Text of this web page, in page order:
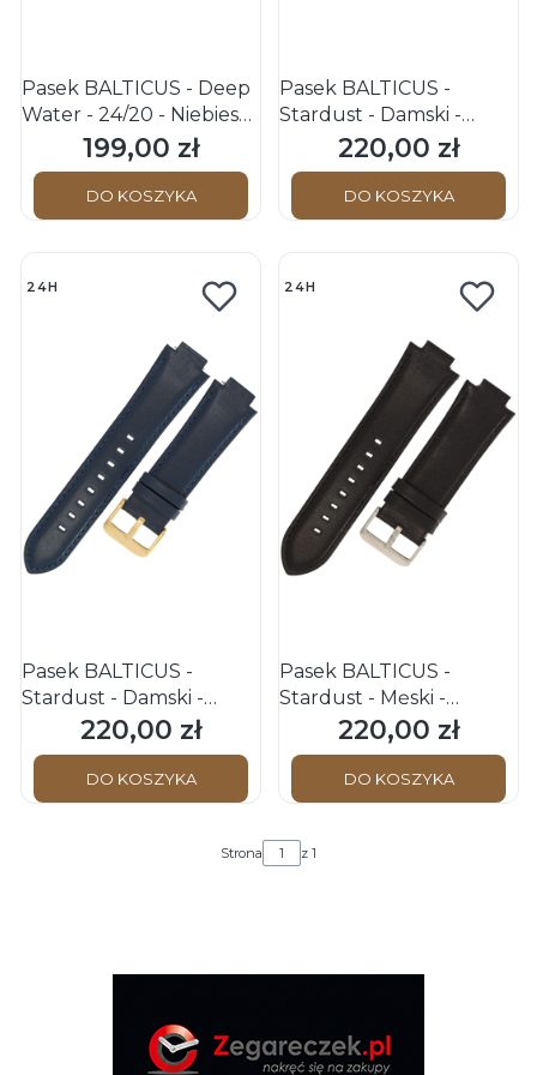
Pasek BALTICUS - Deep
Water - 24/20 - Niebieski
- p.Niebieskie - k.Srebrna
Cena
199,00 zł
DO KOSZYKA
Pasek BALTICUS -
Stardust - Damski -
23/14/20 - Czarny -
k.Srebrna
Cena
220,00 zł
DO KOSZYKA
24H
Pasek BALTICUS -
Stardust - Damski -
23/14/20 - Granatowy -
k.Złota
Cena
220,00 zł
DO KOSZYKA
24H
Pasek BALTICUS -
Stardust - Męski -
27/15/24 - Czarny -
k.Srebrna
Cena
220,00 zł
DO KOSZYKA
Strona z 1